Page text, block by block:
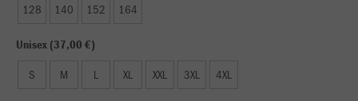
128 140 152 164
Unisex (37,00 €)
S M L XL XXL 3XL 4XL